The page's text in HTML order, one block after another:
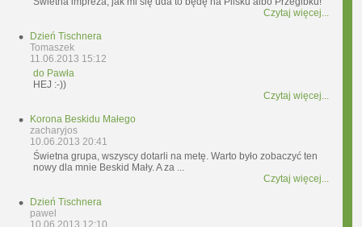
Czytaj więcej...
Dzień Tischnera
Tomaszek
11.06.2013 15:12
do Pawła
HEJ :-))
Czytaj więcej...
Korona Beskidu Małego
zacharyjos
10.06.2013 20:41
Świetna grupa, wszyscy dotarli na metę. Warto było zobaczyć ten
nowy dla mnie Beskid Mały. A za ...
Czytaj więcej...
Dzień Tischnera
pawel
10.06.2013 12:10